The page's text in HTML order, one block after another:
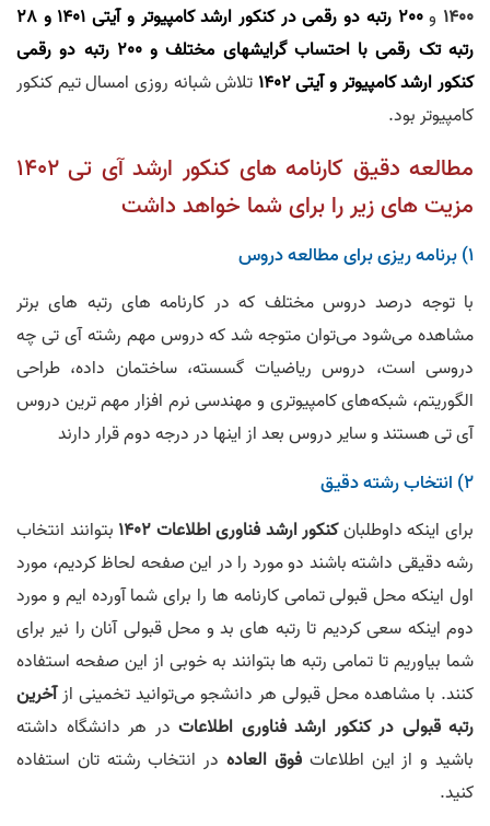
1400 و
200 رتبه دو رقمی در کنکور ارشد کامپیوتر و آیتی 1401 و 28
رتبه تک رقمی با احتساب گرایشهای مختلف و
200 رتبه دو رقمی
کنکور ارشد کامپیوتر و آیتی 1402
تلاش شبانه روزی امسال تیم کنکور
کامپیوتر بود.
مطالعه دقیق کارنامه های کنکور ارشد آی تی 1402
مزیت های زیر را برای شما خواهد داشت
1) برنامه ریزی برای مطالعه دروس
با توجه درصد دروس مختلف که در کارنامه های رتبه های برتر
مشاهده می‌شود می‌توان متوجه شد که دروس مهم رشته آی تی چه
دروسی است، دروس ریاضیات گسسته، ساختمان داده، طراحی
الگوریتم، شبکه‌های کامپیوتری و مهندسی نرم افزار مهم ترین دروس
آی تی هستند و سایر دروس بعد از اینها در درجه دوم قرار دارند
2) انتخاب رشته دقیق
برای اینکه داوطلبانکنکور ارشد فناوری اطلاعات 1402
بتوانند انتخاب
رشه دقیقی داشته باشند دو مورد را در این صفحه لحاظ کردیم، مورد
اول اینکه محل قبولی تمامی کارنامه ها را برای شما آورده ایم و مورد
دوم اینکه سعی کردیم تا رتبه های بد و محل قبولی آنان را نیر برای
شما بیاوریم تا تمامی رتبه ها بتوانند به خوبی از این صفحه استفاده
کنند. با مشاهده محل قبولی هر دانشجو می‌توانید تخمینی ازآخرین
رتبه قبولی در کنکور ارشد فناوری اطلاعات در هر دانشگاه داشته
باشید و از این اطلاعاتفوق العادهدر انتخاب رشته تان استفاده
کنید.